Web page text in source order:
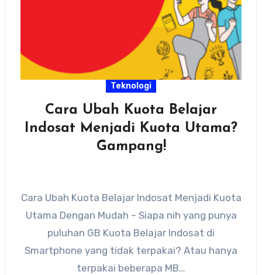
Teknologi
Cara Ubah Kuota Belajar
Indosat Menjadi Kuota Utama?
Gampang!
Cara Ubah Kuota Belajar Indosat Menjadi Kuota
Utama Dengan Mudah – Siapa nih yang punya
puluhan GB Kuota Belajar Indosat di
Smartphone yang tidak terpakai? Atau hanya
terpakai beberapa MB…